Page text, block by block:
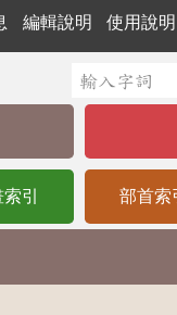
編輯說明 使用說明
引 部首索